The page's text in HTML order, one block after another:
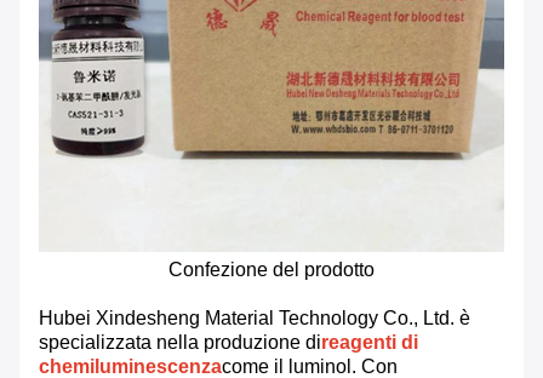
Confezione del prodotto
Hubei Xindesheng Material Technology Co., Ltd. è
specializzata nella produzione direagenti di
chemiluminescenzacome il luminol. Con